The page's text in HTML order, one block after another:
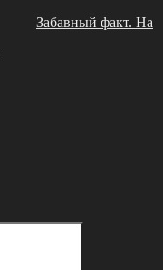
Забавный факт. На